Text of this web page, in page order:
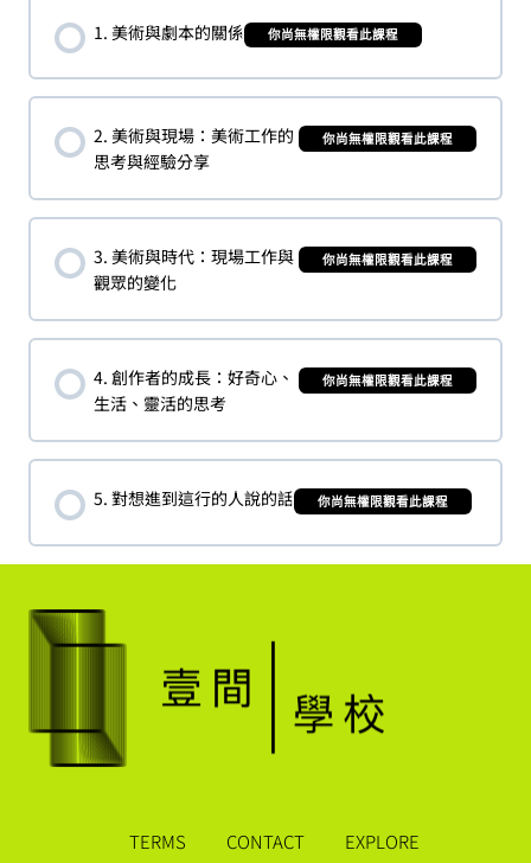
1. 美術與劇本的關係 你尚無權限觀看此課程
2. 美術與現場：美術工作的
思考與經驗分享
你尚無權限觀看此課程
3. 美術與時代：現場工作與
觀眾的變化
你尚無權限觀看此課程
4. 創作者的成長：好奇心、
生活、靈活的思考
你尚無權限觀看此課程
5. 對想進到這行的人說的話 你尚無權限觀看此課程
TERMS CONTACT EXPLORE